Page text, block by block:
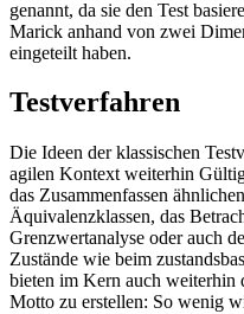
genannt, da sie den Test
Marick anhand von zwei
eingeteilt haben.
Testverfahren
Die Ideen der klassischen
agilen Kontext weiterhin
das Zusammenfassen
Äquivalenzklassen, das
Grenzwertanalyse oder auch
Zustände wie beim
bieten im Kern auch weiterhin
Motto zu erstellen: So wenig